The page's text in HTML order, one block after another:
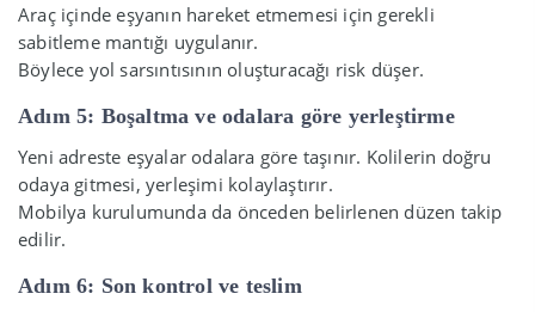
Araç içinde eşyanın hareket etmemesi için gerekli
sabitleme mantığı uygulanır.
Böylece yol sarsıntısının oluşturacağı risk düşer.
Adım 5: Boşaltma ve odalara göre yerleştirme
Yeni adreste eşyalar odalara göre taşınır. Kolilerin doğru
odaya gitmesi, yerleşimi kolaylaştırır.
Mobilya kurulumunda da önceden belirlenen düzen takip
edilir.
Adım 6: Son kontrol ve teslim